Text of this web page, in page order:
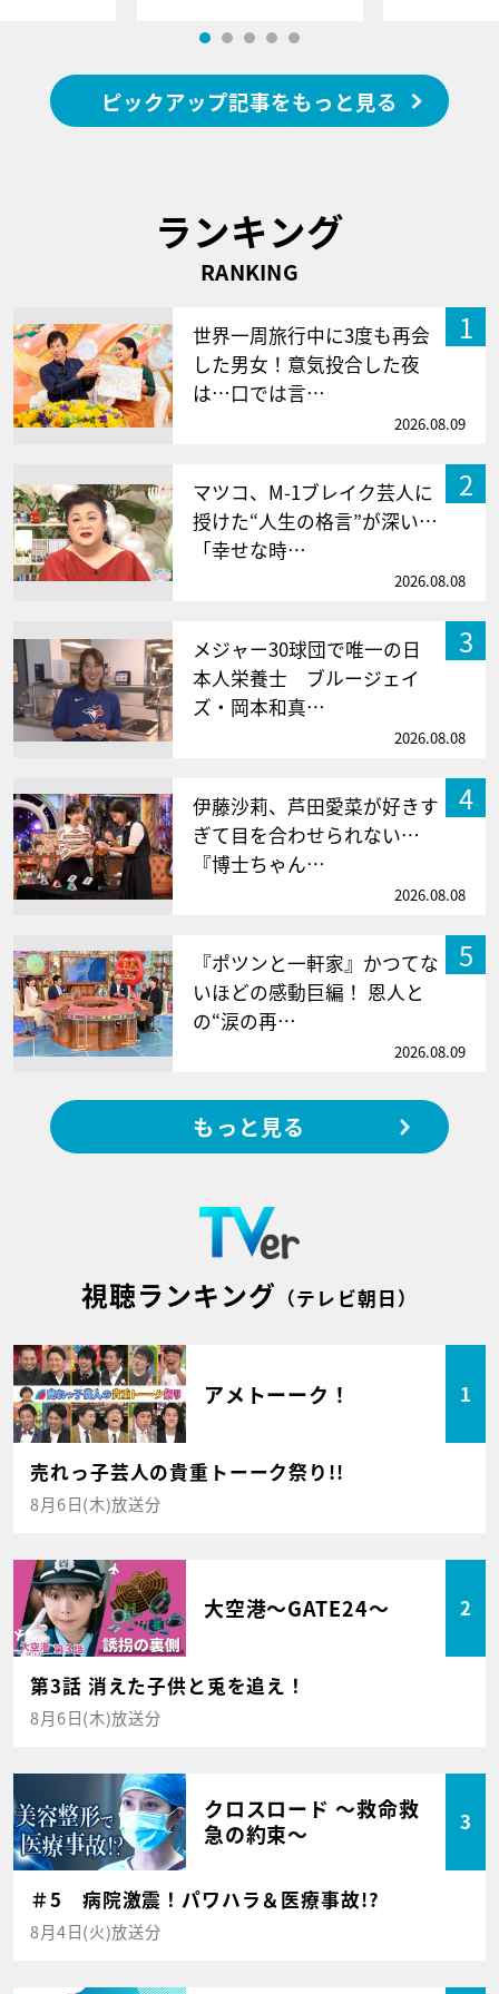
ピックアップ記事をもっと見る
ランキング
RANKING
1
世界一周旅行中に3度も再会
した男女！意気投合した夜
は…口では言…
2026.08.09
2
マツコ、M-1ブレイク芸人に
授けた“人生の格言”が深い…
「幸せな時…
2026.08.08
3
メジャー30球団で唯一の日
本人栄養士 ブルージェイ
ズ・岡本和真…
2026.08.08
4
伊藤沙莉、芦田愛菜が好きす
ぎて目を合わせられない…
『博士ちゃん…
2026.08.08
5
『ポツンと一軒家』かつてな
いほどの感動巨編！ 恩人と
の“涙の再…
2026.08.09
もっと見る
視聴ランキング （テレビ朝日）
アメトーーク！ 1
売れっ子芸人の貴重トーーク祭り!!
8月6日(木)放送分
大空港～GATE24～ 2
第3話 消えた子供と兎を追え！
8月6日(木)放送分
クロスロード ～救命救
急の約束～
3
＃5 病院激震！パワハラ＆医療事故!?
8月4日(火)放送分